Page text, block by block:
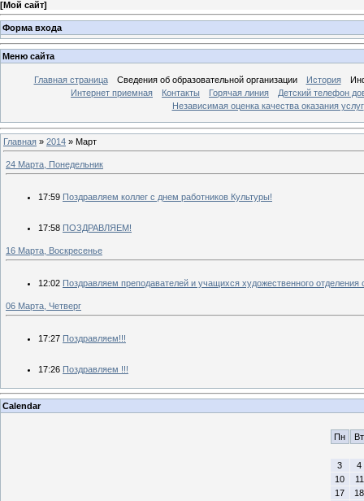
[Мой сайт]
Форма входа
Меню сайта
Главная страница Сведения об образовательной организации История
Интернет приемная
Контакты Горячая линия
Детский телефон
Независимая оценка качества оказания услуг
Главная » 2014 » Март
24 Марта, Понедельник
17:59 Поздравляем коллег с днем работников Культуры!
17:58 ПОЗДРАВЛЯЕМ!
16 Марта, Воскресенье
12:02 Поздравляем преподавателей и учащихся художественного
06 Марта, Четверг
17:27 Поздравляем!!!
17:26 Поздравляем !!!
Calendar
Пн Вт
3
4
10
11
17
18